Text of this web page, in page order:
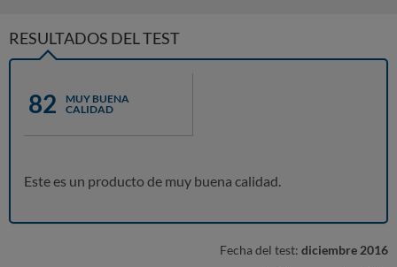
RESULTADOS DEL TEST
82
MUY BUENA
CALIDAD
Este es un producto de muy buena calidad.
Fecha del test: diciembre 2016